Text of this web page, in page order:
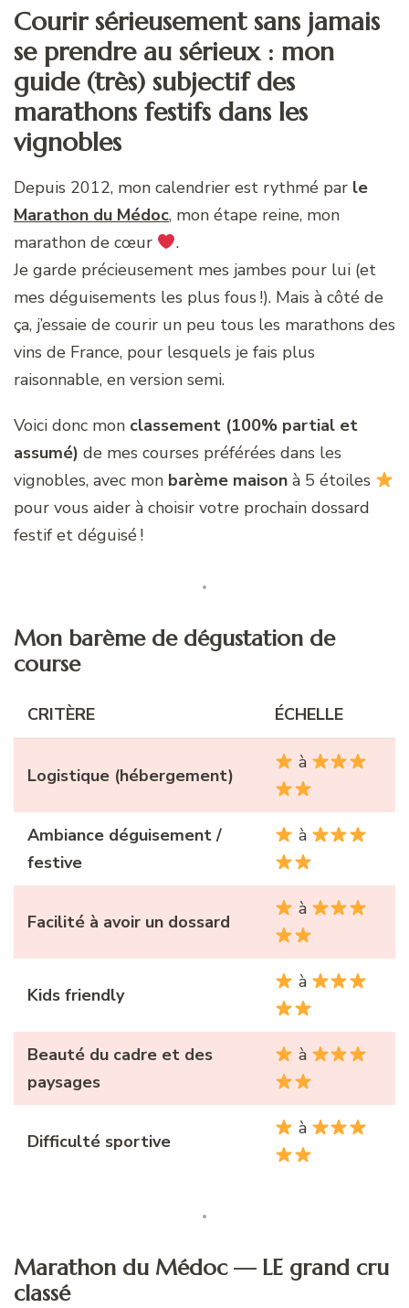
Courir sérieusement sans jamais
se prendre au sérieux : mon
guide (très) subjectif des
marathons festifs dans les
vignobles
Depuis 2012, mon calendrier est rythmé par le
Marathon du Médoc, mon étape reine, mon
marathon de cœur
.
Je garde précieusement mes jambes pour lui (et
mes déguisements les plus fous !). Mais à côté de
ça, j’essaie de courir un peu tous les marathons des
vins de France, pour lesquels je fais plus
raisonnable, en version semi.
Voici donc mon classement (100% partial et
assumé) de mes courses préférées dans les
vignobles, avec mon barème maison à 5 étoiles
pour vous aider à choisir votre prochain dossard
festif et déguisé !
Mon barème de dégustation de
course
CRITÈRE ÉCHELLE
Logistique (hébergement)
à
Ambiance déguisement /
festive
à
Facilité à avoir un dossard
à
Kids friendly
à
Beauté du cadre et des
paysages
à
Difficulté sportive
à
Marathon du Médoc — LE grand cru
classé